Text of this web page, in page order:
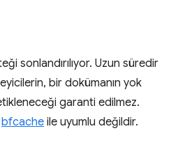
sonlandırılıyor. Uzun süredir
bir dokümanın yok
garanti edilmez.
bfcache ile uyumlu değildir.